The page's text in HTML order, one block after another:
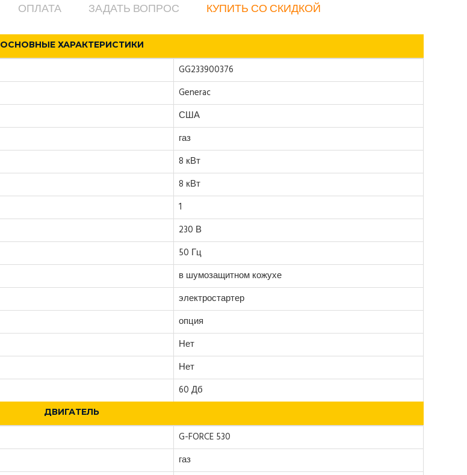
ОПЛАТА ЗАДАТЬ ВОПРОС КУПИТЬ СО СКИДКОЙ
ОСНОВНЫЕ ХАРАКТЕРИСТИКИ
GG233900376
Generac
США
газ
8 кВт
8 кВт
1
230 В
50 Гц
в шумозащитном кожухе
электростартер
опция
Нет
Нет
60 Дб
ДВИГАТЕЛЬ
G-FORCE 530
газ